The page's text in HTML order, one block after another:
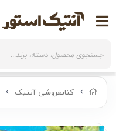
کتابفروشی آنتیک